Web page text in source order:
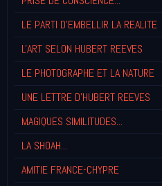
LE PARTI D'EMBELLIR LA REALITE
L'ART SELON HUBERT REEVES
LE PHOTOGRAPHE ET LA NATURE
UNE LETTRE D'HUBERT REEVES
MAGIQUES SIMILITUDES...
LA SHOAH...
AMITIE FRANCE-CHYPRE